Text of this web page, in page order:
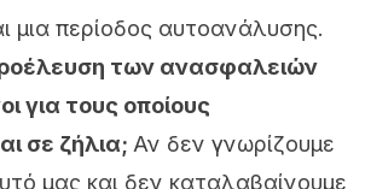
μια περίοδος αυτοανάλυσης.
των ανασφαλειών
για τους οποίους
σε ζήλια; Αν δεν γνωρίζουμε
μας και δεν καταλαβαίνουμε